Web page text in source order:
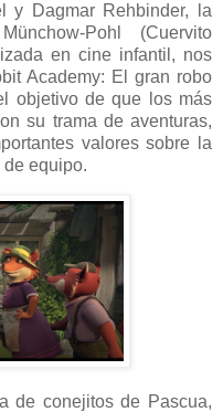
y Dagmar Rehbinder, la
Pohl (Cuervito
en cine infantil, nos
Academy: El gran robo
objetivo de que los más
su trama de aventuras,
valores sobre la
equipo.
de conejitos de Pascua,